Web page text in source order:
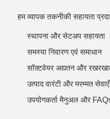
हम व्यापक तकनीकी सहायता
स्थापना और सेटअप सहायता
समस्या निवारण एवं समाधान
सॉफ़्टवेयर अद्यतन और
उत्पाद वारंटी और मरम्मत सेवाएँ
उपयोगकर्ता मैनुअल और